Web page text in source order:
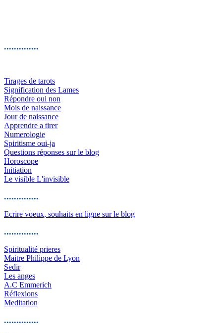
..............
Tirages de tarots
Signification des Lames
Répondre oui non
Mois de naissance
Jour de naissance
Apprendre a tirer
Numerologie
Spiritisme oui-ja
Questions réponses sur le blog
Horoscope
Initiation
Le visible L'invisible
..............
Ecrire voeux, souhaits en ligne sur le blog
..............
Spiritualité prieres
Maitre Philippe de Lyon
Sedir
Les anges
A.C Emmerich
Réflexions
Meditation
..............